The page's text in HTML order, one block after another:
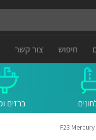
חיפוש צור קשר
ברזים